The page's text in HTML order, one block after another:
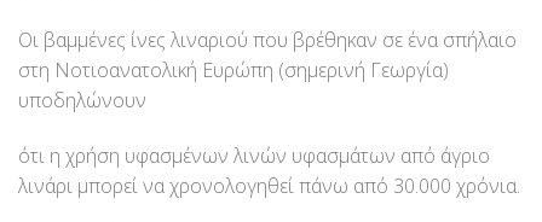
Οι βαμμένες ίνες λιναριού που βρέθηκαν σε ένα σπήλαιο
στη Νοτιοανατολική Ευρώπη (σημερινή Γεωργία)
υποδηλώνουν
ότι η χρήση υφασμένων λινών υφασμάτων από άγριο
λινάρι μπορεί να χρονολογηθεί πάνω από 30.000 χρόνια.